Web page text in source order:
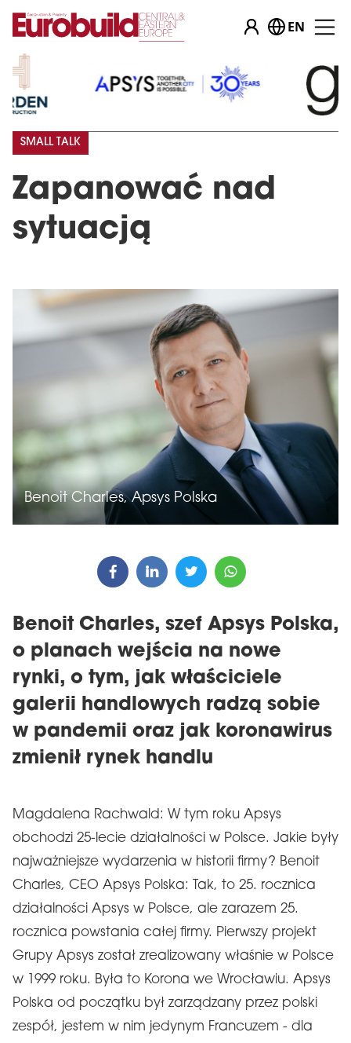
EN
Zapanować nad
sytuacją
SMALL TALK
Benoit Charles, Apsys Polska
Benoit Charles, szef Apsys Polska,
o planach wejścia na nowe
rynki, o tym, jak właściciele
galerii handlowych radzą sobie
w pandemii oraz jak koronawirus
zmienił rynek handlu
Magdalena Rachwald: W tym roku Apsys
obchodzi 25-lecie działalności w Polsce. Jakie były
najważniejsze wydarzenia w historii firmy? Benoit
Charles, CEO Apsys Polska: Tak, to 25. rocznica
działalności Apsys w Polsce, ale zarazem 25.
rocznica powstania całej firmy. Pierwszy projekt
Grupy Apsys został zrealizowany właśnie w Polsce
w 1999 roku. Była to Korona we Wrocławiu. Apsys
Polska od początku był zarządzany przez polski
zespół, jestem w nim jedynym Francuzem - dla